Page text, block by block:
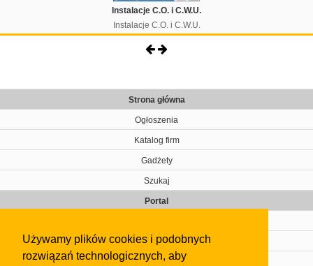
Używamy plików cookies i podobnych
rozwiązań technologicznych, aby
Instalacje C.O. i C.W.U.
Instalacje C.O. i C.W.U.
Strona główna
Ogłoszenia
Katalog firm
Gadżety
Szukaj
Portal
Kontakt
Regulamin